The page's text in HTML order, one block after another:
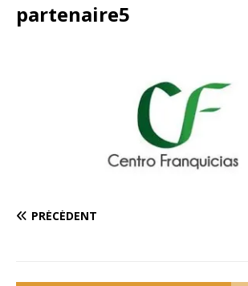
partenaire5
PRÉCÉDENT